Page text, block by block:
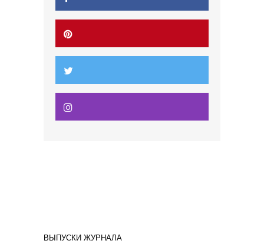
ВЫПУСКИ ЖУРНАЛА